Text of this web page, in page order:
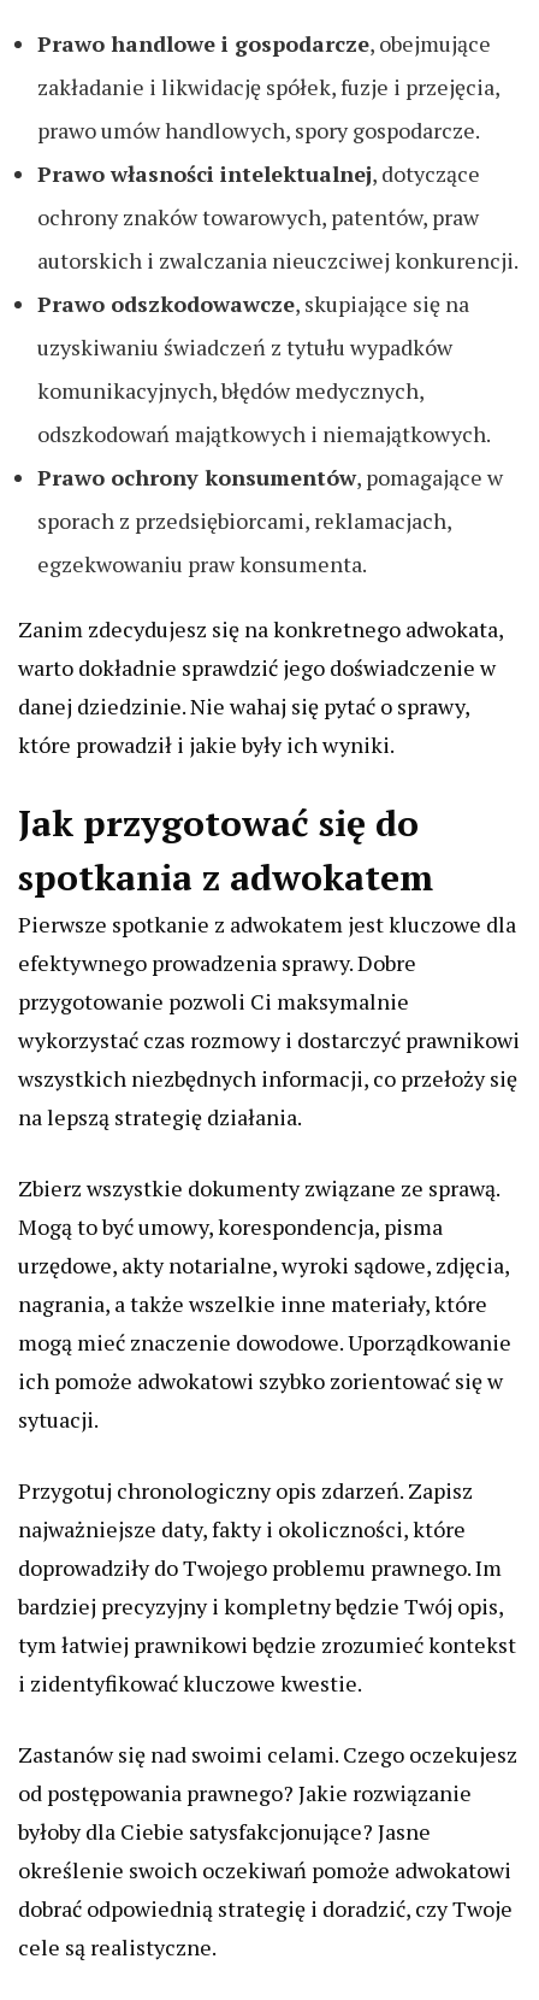
Prawo handlowe i gospodarcze, obejmujące
zakładanie i likwidację spółek, fuzje i przejęcia,
prawo umów handlowych, spory gospodarcze.
Prawo własności intelektualnej, dotyczące
ochrony znaków towarowych, patentów, praw
autorskich i zwalczania nieuczciwej konkurencji.
Prawo odszkodowawcze, skupiające się na
uzyskiwaniu świadczeń z tytułu wypadków
komunikacyjnych, błędów medycznych,
odszkodowań majątkowych i niemajątkowych.
Prawo ochrony konsumentów, pomagające w
sporach z przedsiębiorcami, reklamacjach,
egzekwowaniu praw konsumenta.
Zanim zdecydujesz się na konkretnego adwokata,
warto dokładnie sprawdzić jego doświadczenie w
danej dziedzinie. Nie wahaj się pytać o sprawy,
które prowadził i jakie były ich wyniki.
Jak przygotować się do
spotkania z adwokatem
Pierwsze spotkanie z adwokatem jest kluczowe dla
efektywnego prowadzenia sprawy. Dobre
przygotowanie pozwoli Ci maksymalnie
wykorzystać czas rozmowy i dostarczyć prawnikowi
wszystkich niezbędnych informacji, co przełoży się
na lepszą strategię działania.
Zbierz wszystkie dokumenty związane ze sprawą.
Mogą to być umowy, korespondencja, pisma
urzędowe, akty notarialne, wyroki sądowe, zdjęcia,
nagrania, a także wszelkie inne materiały, które
mogą mieć znaczenie dowodowe. Uporządkowanie
ich pomoże adwokatowi szybko zorientować się w
sytuacji.
Przygotuj chronologiczny opis zdarzeń. Zapisz
najważniejsze daty, fakty i okoliczności, które
doprowadziły do Twojego problemu prawnego. Im
bardziej precyzyjny i kompletny będzie Twój opis,
tym łatwiej prawnikowi będzie zrozumieć kontekst
i zidentyfikować kluczowe kwestie.
Zastanów się nad swoimi celami. Czego oczekujesz
od postępowania prawnego? Jakie rozwiązanie
byłoby dla Ciebie satysfakcjonujące? Jasne
określenie swoich oczekiwań pomoże adwokatowi
dobrać odpowiednią strategię i doradzić, czy Twoje
cele są realistyczne.